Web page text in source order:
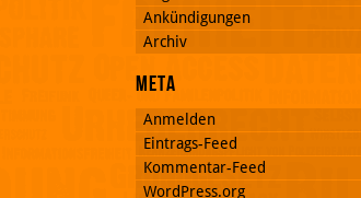
Ankündigungen
Archiv
Meta
Anmelden
Eintrags-Feed
Kommentar-Feed
WordPress.org